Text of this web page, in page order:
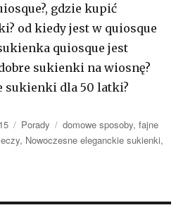
gdzie kupić
od kiedy jest w quiosque
quiosque jest
sukienki na wiosnę?
sukienki dla 50 latki?
Kategorie
Porady Tagi
domowe sposoby,fajne
, Nowoczesne eleganckie sukienki,